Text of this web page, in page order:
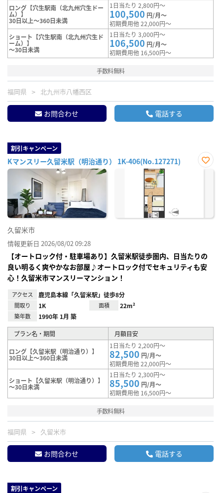
ロング【穴生駅南（北九州穴生ドー
ム）】
30日以上～360日未満
1日当たり 2,800円～
100,500 円/月～
初期費用他 22,000円～
ショート【穴生駅南（北九州穴生ド
ーム）】
～30日未満
1日当たり 3,000円～
106,500 円/月～
初期費用他 16,500円～
手数料無料
福岡県 北九州市八幡西区
お問合わせ 電話する
割引キャンペーン
Kマンスリー久留米駅（明治通り） 1K-406(No.127271)
お気
久留米市
情報更新日 2026/08/02 09:28
【オートロック付・駐車場あり】久留米駅徒歩圏内、日当たりの
良い明るく爽やかなお部屋♪オートロック付でセキュリティも安
心！久留米市マンスリーマンション！
アクセス 鹿児島本線「久留米駅」徒歩8分
間取り 1K 面積 22m²
築年数 1990年 1月 築
プラン名・期間 月額目安
ロング【久留米駅（明治通り）】
30日以上～360日未満
1日当たり 2,200円～
82,500 円/月～
初期費用他 22,000円～
ショート【久留米駅（明治通り）】
～30日未満
1日当たり 2,300円～
85,500 円/月～
初期費用他 16,500円～
手数料無料
福岡県 久留米市
お問合わせ 電話する
割引キャンペーン